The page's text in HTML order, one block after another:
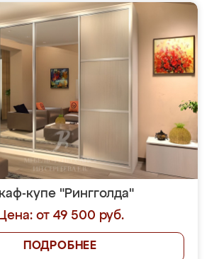
купе "Рингголда"
Цена: от 49 500 руб.
ПОДРОБНЕЕ